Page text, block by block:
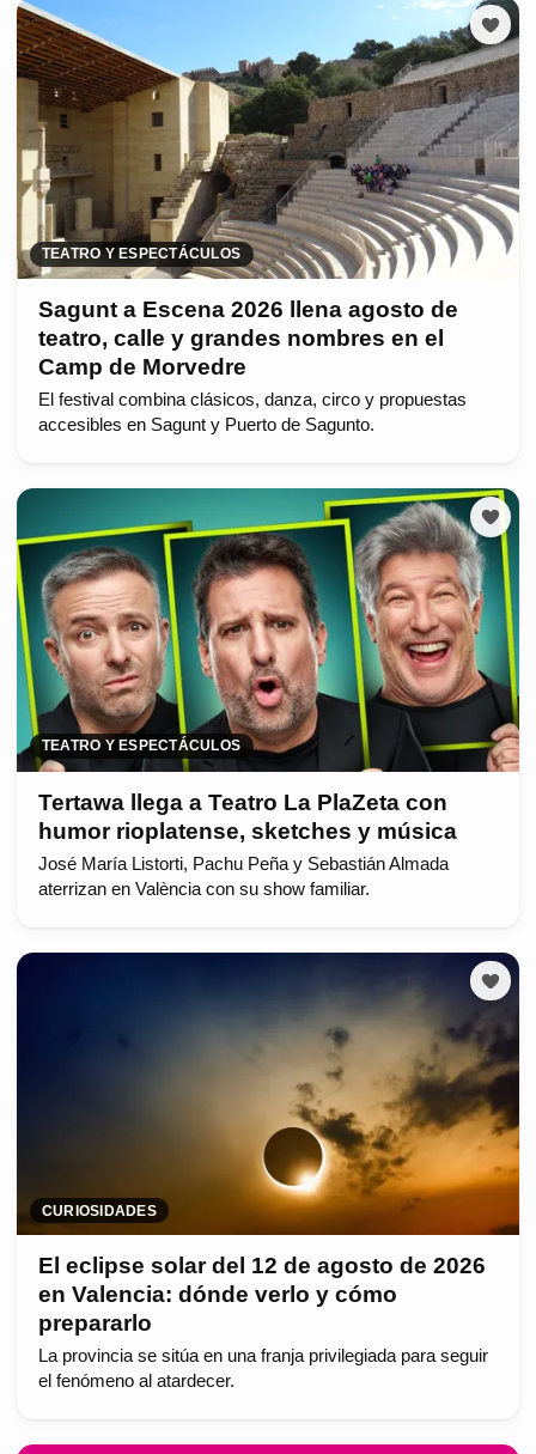
TEATRO Y ESPECTÁCULOS
Sagunt a Escena 2026 llena agosto de
teatro, calle y grandes nombres en el
Camp de Morvedre
El festival combina clásicos, danza, circo y propuestas
accesibles en Sagunt y Puerto de Sagunto.
TEATRO Y ESPECTÁCULOS
Tertawa llega a Teatro La PlaZeta con
humor rioplatense, sketches y música
José María Listorti, Pachu Peña y Sebastián Almada
aterrizan en València con su show familiar.
CURIOSIDADES
El eclipse solar del 12 de agosto de 2026
en Valencia: dónde verlo y cómo
prepararlo
La provincia se sitúa en una franja privilegiada para seguir
el fenómeno al atardecer.